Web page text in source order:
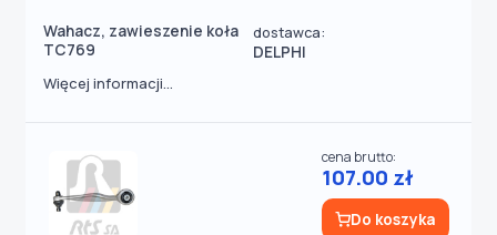
Wahacz, zawieszenie koła
TC769
dostawca:
DELPHI
Więcej informacji...
cena brutto:
107.00 zł
Do koszyka